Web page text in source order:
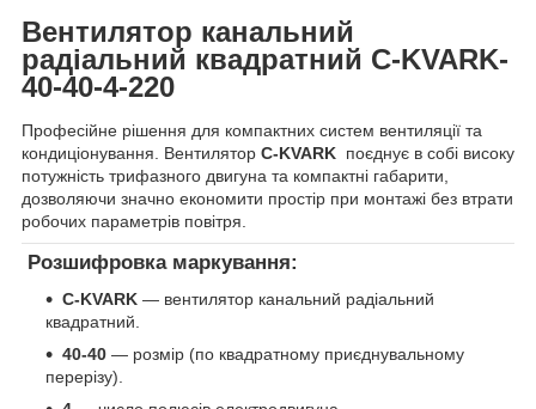
Вентилятор канальний
радіальний квадратний C-KVARK-
40-40-4-220
Професійне рішення для компактних систем вентиляції та
кондиціонування. Вентилятор C-KVARK поєднує в собі високу
потужність трифазного двигуна та компактні габарити,
дозволяючи значно економити простір при монтажі без втрати
робочих параметрів повітря.
Розшифровка маркування:
C-KVARK — вентилятор канальний радіальний
квадратний.
40-40 — розмір (по квадратному приєднувальному
перерізу).